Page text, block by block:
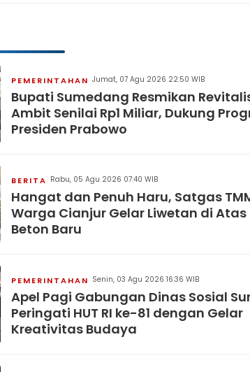
PEMERINTAHAN Jumat, 07 Agu 2026 22:50 WIB
Bupati Sumedang Resmikan
Ambit Senilai Rp1 Miliar, Dukung
Presiden Prabowo
BERITA Rabu, 05 Agu 2026 07:40 WIB
Hangat dan Penuh Haru, Satgas
Warga Cianjur Gelar Liwetan di
Beton Baru
PEMERINTAHAN Senin, 03 Agu 2026 16:36 WIB
Apel Pagi Gabungan Dinas Sosial
Peringati HUT RI ke-81 dengan Gelar
Kreativitas Budaya